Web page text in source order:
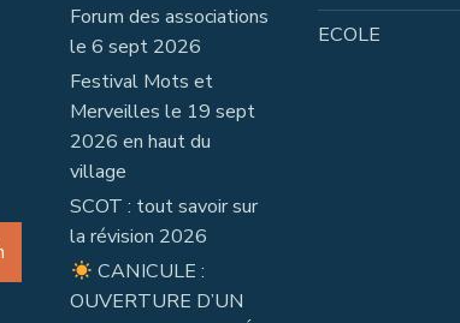
Forum des associations
le 6 sept 2026
Festival Mots et
Merveilles le 19 sept
2026 en haut du
village
SCOT : tout savoir sur
la révision 2026
CANICULE :
OUVERTURE D’UN
ECOLE